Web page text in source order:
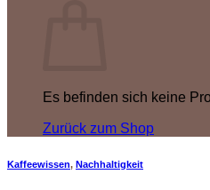
Es befinden sich keine
Zurück zum Shop
Kaffeewissen, Nachhaltigkeit